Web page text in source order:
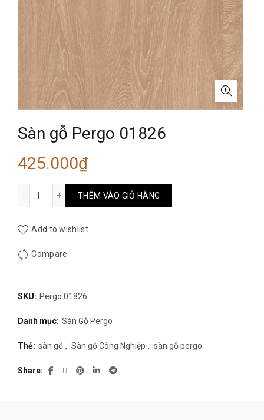
Sàn gỗ Pergo 01826
425.000₫
Sàn gỗ Pergo 01826 số lượng
THÊM VÀO GIỎ HÀNG
Add to wishlist
Compare
SKU: Pergo 01826
Danh mục: Sàn Gỗ Pergo
Thẻ: sàn gỗ , Sàn gỗ Công Nghiệp , sàn gỗ pergo
Share